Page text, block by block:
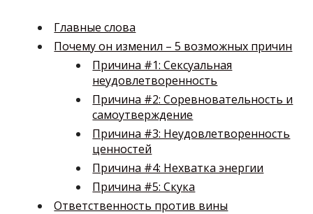
Главные слова
Почему он изменил – 5 возможных причин
Причина #1: Сексуальная
неудовлетворенность
Причина #2: Соревновательность и
самоутверждение
Причина #3: Неудовлетворенность
ценностей
Причина #4: Нехватка энергии
Причина #5: Скука
Ответственность против вины